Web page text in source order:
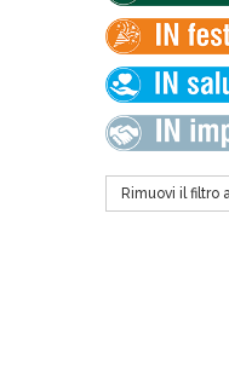
Rimuovi il filtro